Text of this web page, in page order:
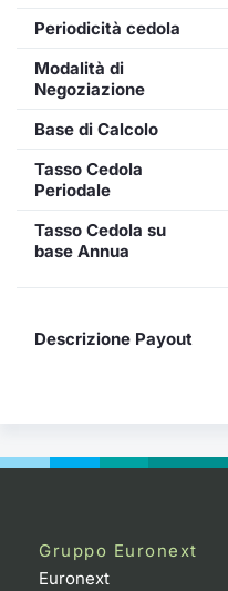
Periodicità cedola
Modalità di
Negoziazione
Base di Calcolo
Tasso Cedola
Periodale
Tasso Cedola su
base Annua
Descrizione Payout
Gruppo Euronext
Euronext